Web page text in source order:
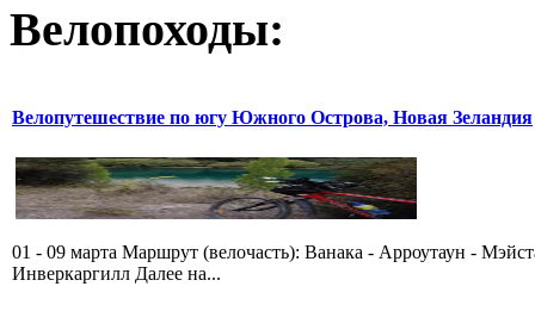
Велопоходы:
Велопутешествие по югу Южного Острова, Новая Зеландия
01 - 09 марта Маршрут (велочасть): Ванака - Арроутаун -
Инверкаргилл Далее на...